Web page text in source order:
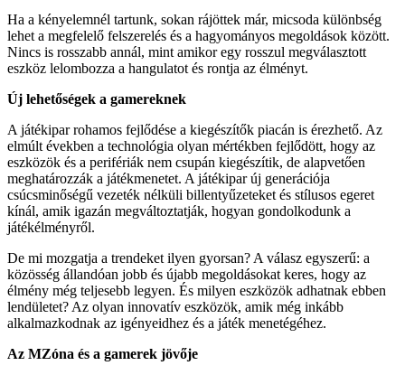
Ha a kényelemnél tartunk, sokan rájöttek már, micsoda különbség
lehet a megfelelő felszerelés és a hagyományos megoldások között.
Nincs is rosszabb annál, mint amikor egy rosszul megválasztott
eszköz lelombozza a hangulatot és rontja az élményt.
Új lehetőségek a gamereknek
A játékipar rohamos fejlődése a kiegészítők piacán is érezhető. Az
elmúlt években a technológia olyan mértékben fejlődött, hogy az
eszközök és a perifériák nem csupán kiegészítik, de alapvetően
meghatározzák a játékmenetet. A játékipar új generációja
csúcsminőségű vezeték nélküli billentyűzeteket és stílusos egeret
kínál, amik igazán megváltoztatják, hogyan gondolkodunk a
játékélményről.
De mi mozgatja a trendeket ilyen gyorsan? A válasz egyszerű: a
közösség állandóan jobb és újabb megoldásokat keres, hogy az
élmény még teljesebb legyen. És milyen eszközök adhatnak ebben
lendületet? Az olyan innovatív eszközök, amik még inkább
alkalmazkodnak az igényeidhez és a játék menetégéhez.
Az MZóna és a gamerek jövője